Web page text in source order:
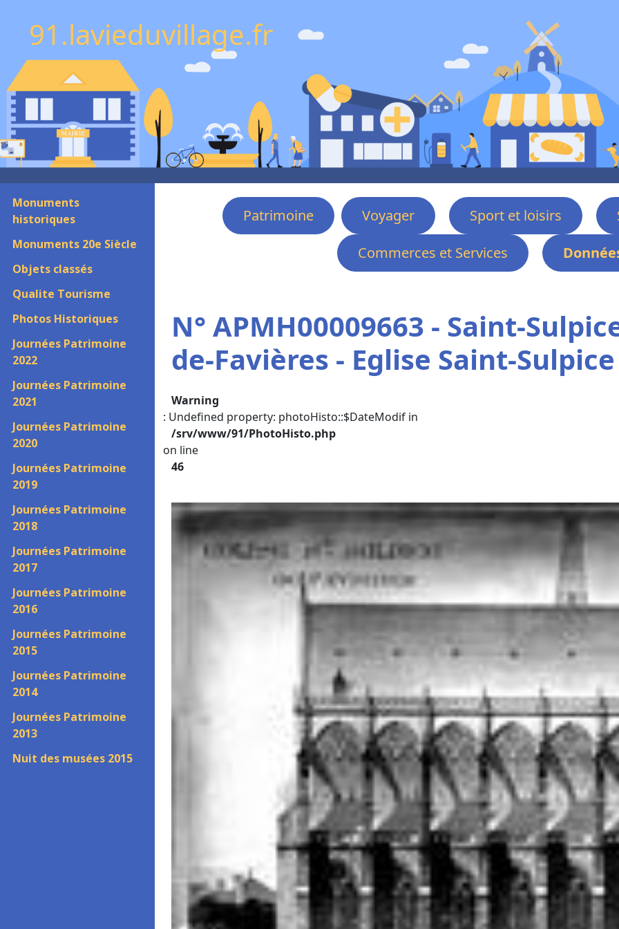
91.lavieduvillage.fr
Monuments
historiques
Monuments 20e Siècle
Objets classés
Qualite Tourisme
Photos Historiques
Journées Patrimoine
2022
Journées Patrimoine
2021
Journées Patrimoine
2020
Journées Patrimoine
2019
Journées Patrimoine
2018
Journées Patrimoine
2017
Journées Patrimoine
2016
Journées Patrimoine
2015
Journées Patrimoine
2014
Journées Patrimoine
2013
Nuit des musées 2015
Patrimoine Voyager Sport et loisirs
Commerces et Services
N° APMH00009663 - Saint-
de-Favières - Eglise Saint-Sulpice
Warning
: Undefined property: photoHisto::$DateModif in
/srv/www/91/PhotoHisto.php
on line
46